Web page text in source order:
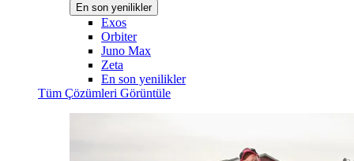
En son yenilikler
Exos
Orbiter
Juno Max
Zeta
En son yenilikler
Tüm Çözümleri Görüntüle